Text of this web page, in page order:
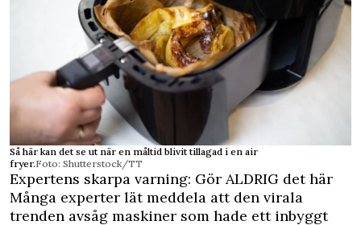
Så här kan det se ut när en måltid blivit tillagad i en air
fryer.Foto: Shutterstock/TT
Expertens skarpa varning: Gör ALDRIG det här
Många experter lät meddela att den virala
trenden avsåg maskiner som hade ett inbyggt